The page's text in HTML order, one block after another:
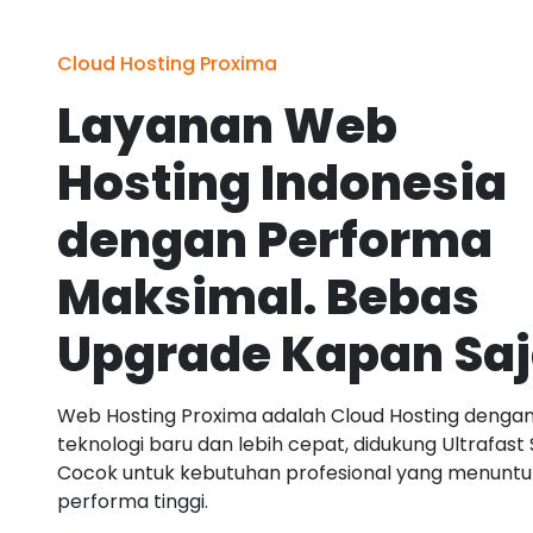
Cloud Hosting Proxima
Layanan Web
Hosting Indonesia
dengan Performa
Maksimal. Bebas
Upgrade Kapan
Web Hosting Proxima adalah Cloud Hosting
teknologi baru dan lebih cepat, didukung Ultrafast
Cocok untuk kebutuhan profesional yang
performa tinggi.